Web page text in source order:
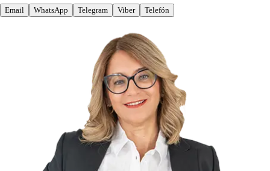
Email WhatsApp Telegram Viber Telefón